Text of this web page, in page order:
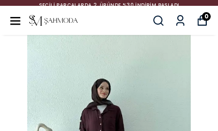
SEÇİLİ PARÇALARDA 2. ÜRÜNDE %30 İNDİRİM BAŞLADI
0